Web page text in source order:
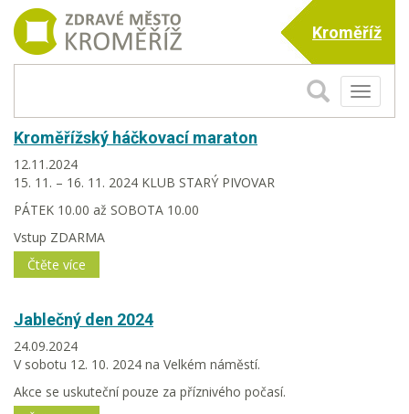
Kroměříž
Toggle
Kroměřížský háčkovací maraton
12.11.2024
15. 11. – 16. 11. 2024 KLUB STARÝ PIVOVAR
PÁTEK 10.00 až SOBOTA 10.00
Vstup ZDARMA
Čtěte více
Jablečný den 2024
24.09.2024
V sobotu 12. 10. 2024 na Velkém náměstí.
Akce se uskuteční pouze za příznivého počasí.